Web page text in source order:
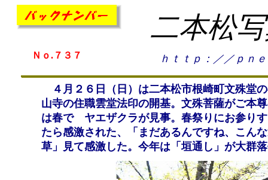
二本松
Ｎｏ.７３７ ｈｔｔｐ：／／ｐｎ
４月２６日（日）は二本松市根崎町文殊堂
山寺の住職雲堂法印の開基。文殊菩薩がご本
は春で ヤエザクラが見事。春祭りにお参り
たら感激された、「まだあるんですね、こん
草」見て感激した。今年は「垣通し」が大群